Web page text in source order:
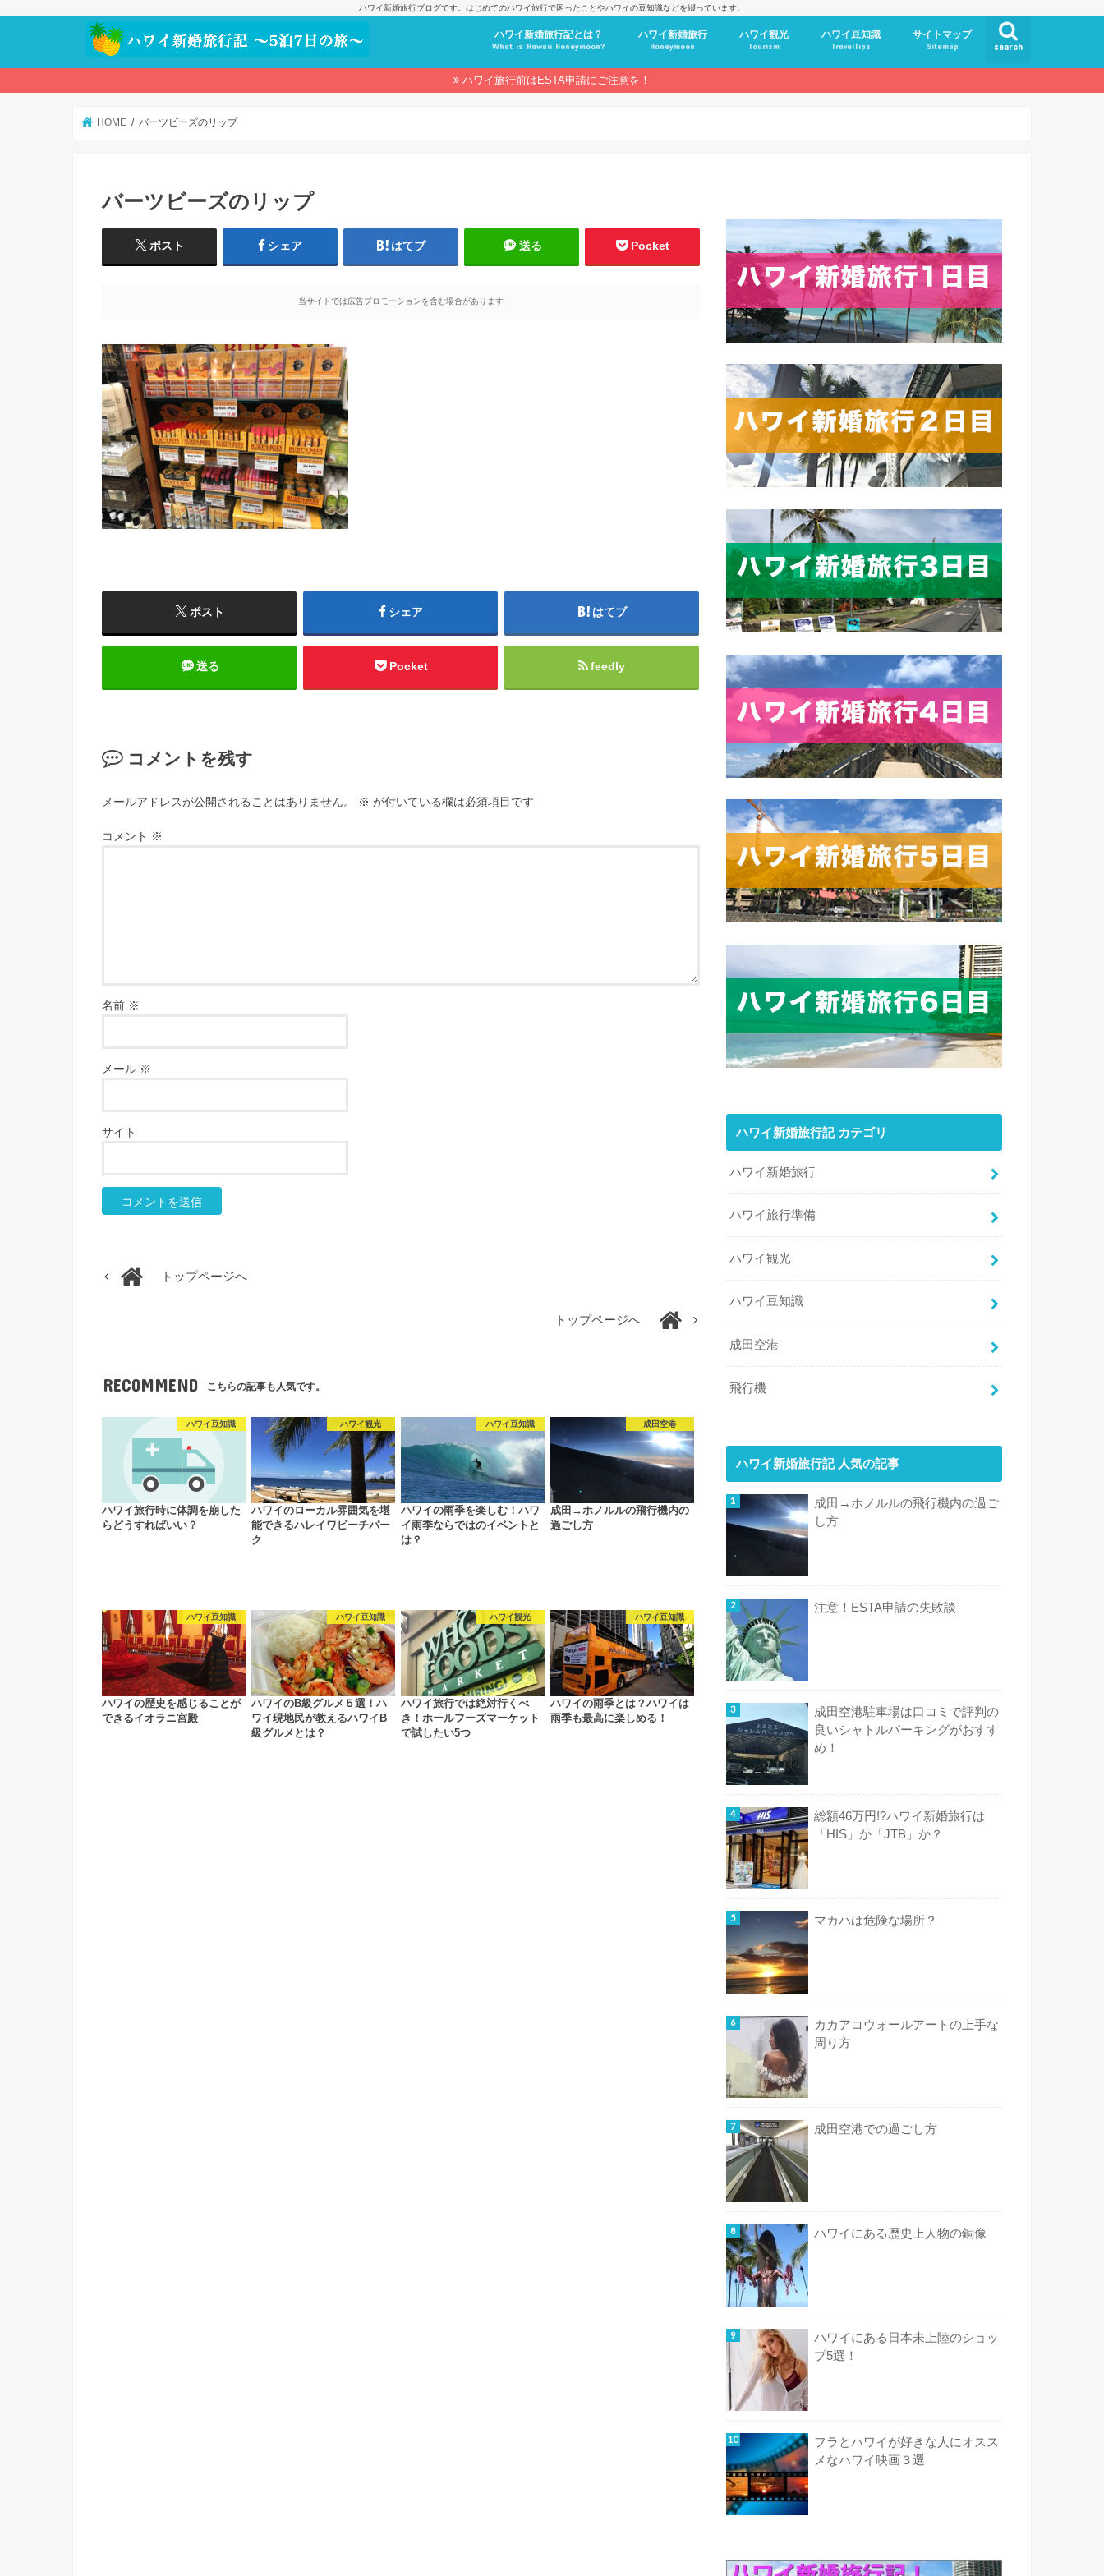
ハワイ新婚旅行ブログです。はじめてのハワイ旅行で困ったことやハワイの豆知識などを綴っています。
search
ハワイ新婚旅行記とは？
What is Hawaii Honeymoon?
ハワイ新婚旅行
Honeymoon
ハワイ観光
Tourism
ハワイ豆知識
TravelTips
サイトマップ
Sitemap
ハワイ旅行前はESTA申請にご注意を！
HOME バーツビーズのリップ
バーツビーズのリップ
ポスト シェア はてブ 送る Pocket
当サイトでは広告プロモーションを含む場合があります
ポスト シェア はてブ
送る Pocket feedly
コメントを残す
メールアドレスが公開されることはありません。 ※ が付いている欄は必須項目です
コメント ※
名前 ※
メール ※
サイト
トップページへ
トップページへ
RECOMMEND こちらの記事も人気です。
ハワイ豆知識
ハワイ旅行時に体調を崩した
らどうすればいい？
ハワイ観光
ハワイのローカル雰囲気を堪
能できるハレイワビーチパー
ク
ハワイ豆知識
ハワイの雨季を楽しむ！ハワ
イ雨季ならではのイベントと
は？
成田空港
成田→ホノルルの飛行機内の
過ごし方
ハワイ豆知識
ハワイの歴史を感じることが
できるイオラニ宮殿
ハワイ豆知識
ハワイのB級グルメ５選！ハ
ワイ現地民が教えるハワイB
級グルメとは？
ハワイ観光
ハワイ旅行では絶対行くべ
き！ホールフーズマーケット
で試したい5つ
ハワイ豆知識
ハワイの雨季とは？ハワイは
雨季も最高に楽しめる！
ハワイ新婚旅行記 カテゴリ
ハワイ新婚旅行
ハワイ旅行準備
ハワイ観光
ハワイ豆知識
成田空港
飛行機
ハワイ新婚旅行記 人気の記事
成田→ホノルルの飛行機内の過ご
し方
注意！ESTA申請の失敗談
成田空港駐車場は口コミで評判の
良いシャトルパーキングがおすす
め！
総額46万円!?ハワイ新婚旅行は
「HIS」か「JTB」か？
マカハは危険な場所？
カカアコウォールアートの上手な
周り方
成田空港での過ごし方
ハワイにある歴史上人物の銅像
ハワイにある日本未上陸のショッ
プ5選！
フラとハワイが好きな人にオスス
メなハワイ映画３選